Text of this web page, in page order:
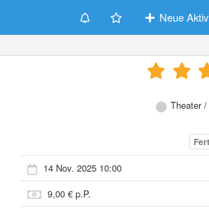
Neue
Theater
14 Nov. 2025 10:00
9,00 € p.P.